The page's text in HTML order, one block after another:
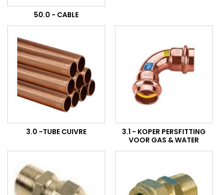
50.0 - CABLE
3.0 -TUBE CUIVRE
3.1 - KOPER PERSFITTING
VOOR GAS & WATER